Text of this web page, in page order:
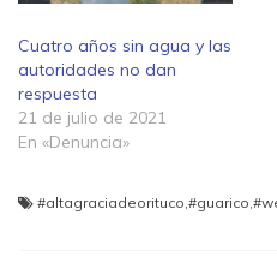
Cuatro años sin agua y las
autoridades no dan
respuesta
21 de julio de 2021
En «Denuncia»
#altagraciadeorituco #guarico